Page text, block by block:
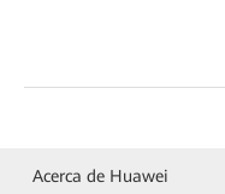
Acerca de Huawei